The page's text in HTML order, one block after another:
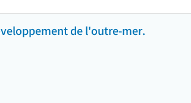
de l'outre-mer.